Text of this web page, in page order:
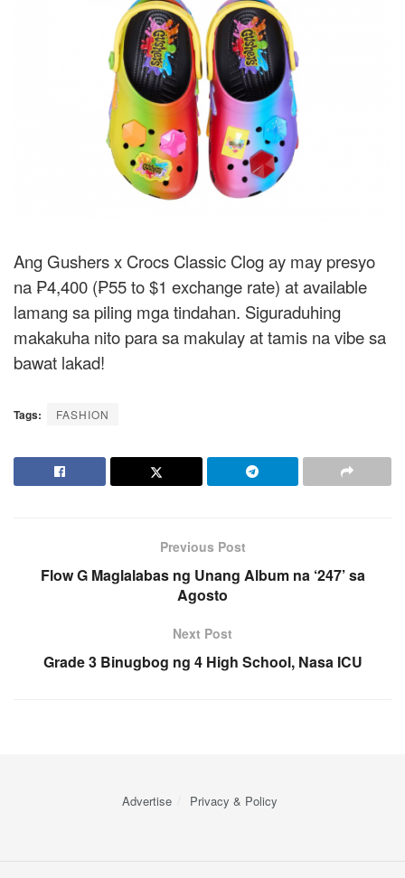
Ang Gushers x Crocs Classic Clog ay may presyo
na ₱4,400 (₱55 to $1 exchange rate) at available
lamang sa piling mga tindahan. Siguraduhing
makakuha nito para sa makulay at tamis na vibe sa
bawat lakad!
Tags: FASHION
Previous Post
Flow G Maglalabas ng Unang Album na ‘247’ sa
Agosto
Next Post
Grade 3 Binugbog ng 4 High School, Nasa ICU
Advertise Privacy & Policy